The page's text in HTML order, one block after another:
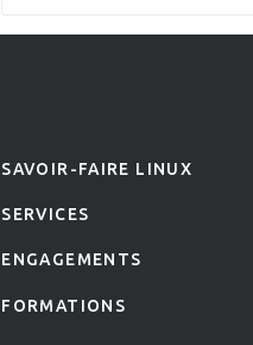
SAVOIR-FAIRE LINUX
SERVICES
ENGAGEMENTS
FORMATIONS